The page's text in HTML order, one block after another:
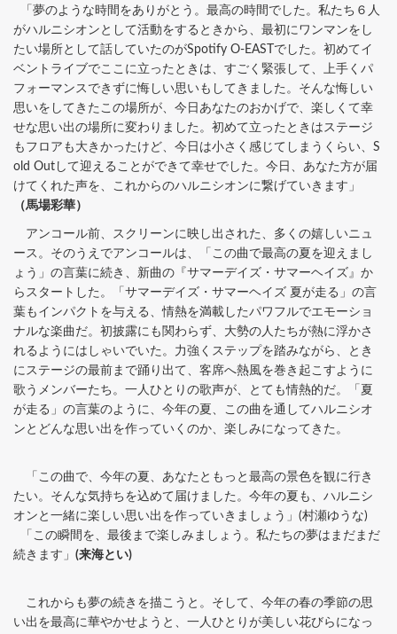
「夢のような時間をありがとう。最高の時間でした。私たち６人
がハルニシオンとして活動をするときから、最初にワンマンをし
たい場所として話していたのがSpotify O-EASTでした。初めてイ
ベントライブでここに立ったときは、すごく緊張して、上手くパ
フォーマンスできずに悔しい思いもしてきました。そんな悔しい
思いをしてきたこの場所が、今日あなたのおかげで、楽しくて幸
せな思い出の場所に変わりました。初めて立ったときはステージ
もフロアも大きかったけど、今日は小さく感じてしまうくらい、S
old Outして迎えることができて幸せでした。今日、あなた方が届
けてくれた声を、これからのハルニシオンに繋げていきます」
（馬場彩華）
アンコール前、スクリーンに映し出された、多くの嬉しいニュ
ース。そのうえでアンコールは、「この曲で最高の夏を迎えまし
ょう」の言葉に続き、新曲の『サマーデイズ・サマーヘイズ』か
らスタートした。「サマーデイズ・サマーヘイズ 夏が走る」の言
葉もインパクトを与える、情熱を満載したパワフルでエモーショ
ナルな楽曲だ。初披露にも関わらず、大勢の人たちが熱に浮かさ
れるようにはしゃいでいた。力強くステップを踏みながら、とき
にステージの最前まで踊り出て、客席へ熱風を巻き起こすように
歌うメンバーたち。一人ひとりの歌声が、とても情熱的だ。「夏
が走る」の言葉のように、今年の夏、この曲を通してハルニシオ
ンとどんな思い出を作っていくのか、楽しみになってきた。
「この曲で、今年の夏、あなたともっと最高の景色を観に行き
たい。そんな気持ちを込めて届けました。今年の夏も、ハルニシ
オンと一緒に楽しい思い出を作っていきましょう」(村瀬ゆうな)
「この瞬間を、最後まで楽しみましょう。私たちの夢はまだまだ
続きます」 (来海とい)
これからも夢の続きを描こうと。そして、今年の春の季節の思
い出を最高に華やかせようと、一人ひとりが美しい花びらになっ